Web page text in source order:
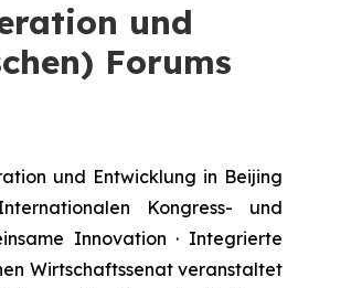
und
Forums
und Entwicklung in Beijing
Kongress- und
Innovation · Integrierte
Wirtschaftssenat veranstaltet